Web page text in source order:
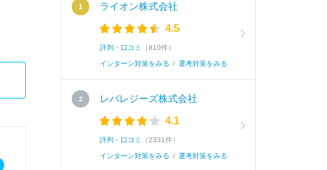
株式会社エクセディ
ライオン株式会社
4.5
評判・口コミ （810件）
インターン対策をみる / 選考対策をみる
レバレジーズ株式会社
4.1
評判・口コミ （2331件）
インターン対策をみる / 選考対策をみる